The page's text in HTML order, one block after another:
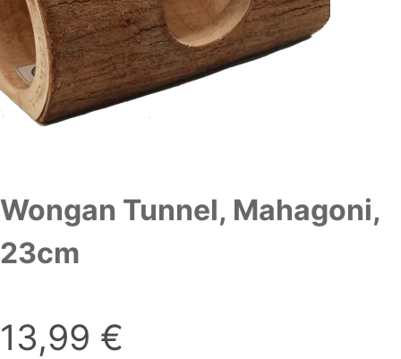
Wongan Tunnel, Mahagoni,
23cm
13,99 €